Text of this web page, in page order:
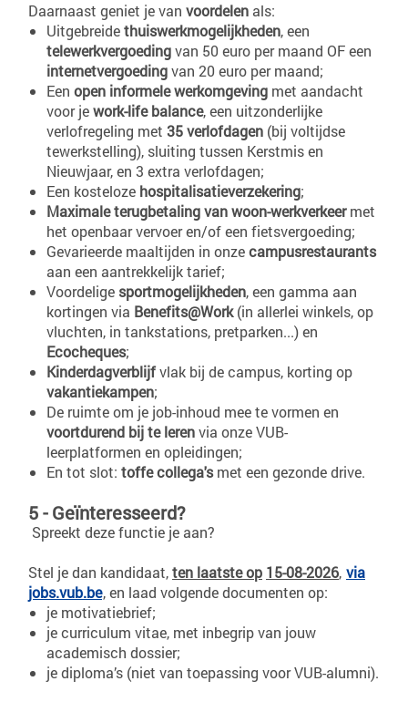
Daarnaast geniet je van voordelen als:
Uitgebreidethuiswerkmogelijkheden, een
telewerkvergoedingvan 50 euro per maand OF een
internetvergoedingvan 20 euro per maand;
Een open informele werkomgeving met aandacht
voor jework-life balance, een uitzonderlijke
verlofregeling met 35 verlofdagen (bij voltijdse
tewerkstelling), sluiting tussen Kerstmis en
Nieuwjaar, en 3 extra verlofdagen;
Een kosteloze hospitalisatieverzekering;
Maximale terugbetaling van woon-werkverkeermet
het openbaar vervoer en/of een fietsvergoeding;
Gevarieerde maaltijden in onzecampusrestaurants
aan een aantrekkelijk tarief;
Voordelige sportmogelijkheden, een gamma aan
kortingen via Benefits@Work(in allerlei winkels, op
vluchten, in tankstations, pretparken...) en
Ecocheques;
Kinderdagverblijfvlak bij de campus, korting op
vakantiekampen;
De ruimte om je job-inhoud mee te vormen en
voortdurend bij te lerenvia onze VUB-
leerplatformen en opleidingen;
En tot slot: toffe collega'smet een gezonde drive.
5 - Geïnteresseerd?
Spreekt deze functie je aan?
Stel je dan kandidaat,ten laatste op 15-08-2026, via
jobs.vub.be, en laad volgende documenten op:
je motivatiebrief;
je curriculum vitae, met inbegrip van jouw
academisch dossier;
je diploma’s (niet van toepassing voor VUB-alumni).